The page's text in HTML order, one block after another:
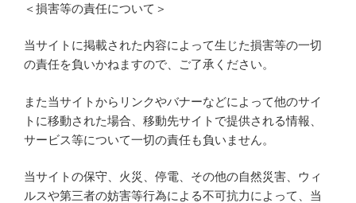
＜損害等の責任について＞
当サイトに掲載された内容によって生じた損害等の一切
の責任を負いかねますので、ご了承ください。
また当サイトからリンクやバナーなどによって他のサイ
トに移動された場合、移動先サイトで提供される情報、
サービス等について一切の責任も負いません。
当サイトの保守、火災、停電、その他の自然災害、ウィ
ルスや第三者の妨害等行為による不可抗力によって、当